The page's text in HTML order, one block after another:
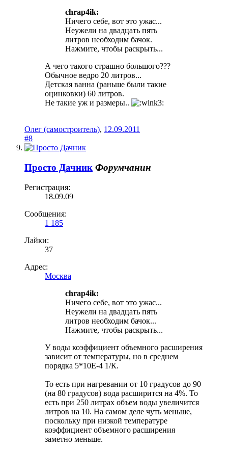
chrap4ik:
Ничего себе, вот это ужас...
Неужели на двадцать пять
литров необходим бачок.
Нажмите, чтобы раскрыть...
А чего такого страшно большого???
Обычное ведро 20 литров...
Детская ванна (раньше были такие
оцинковки) 60 литров.
Не такие уж и размеры..
Олег (самостроитель), 12.09.2011
#8
Просто Дачник Форумчанин
Регистрация:
18.09.09
Сообщения:
1 185
Лайки:
37
Адрес:
Москва
chrap4ik:
Ничего себе, вот это ужас...
Неужели на двадцать пять
литров необходим бачок...
Нажмите, чтобы раскрыть...
У воды коэффициент объемного расширения
зависит от температуры, но в среднем
порядка 5*10Е-4 1/К.
То есть при нагревании от 10 градусов до 90
(на 80 градусов) вода расширится на 4%. То
есть при 250 литрах объем воды увеличится
литров на 10. На самом деле чуть меньше,
поскольку при низкой температуре
коэффициент объемного расширения
заметно меньше.